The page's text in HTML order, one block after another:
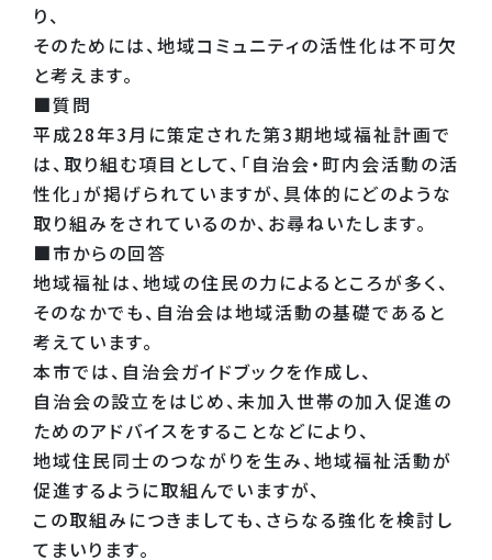
り、
そのためには、地域コミュニティの活性化は不可欠
と考えます。
■質問
平成28年3月に策定された第3期地域福祉計画で
は、取り組む項目として、「自治会・町内会活動の活
性化」が掲げられていますが、具体的にどのような
取り組みをされているのか、お尋ねいたします。
■市からの回答
地域福祉は、地域の住民の力によるところが多く、
そのなかでも、自治会は地域活動の基礎であると
考えています。
本市では、自治会ガイドブックを作成し、
自治会の設立をはじめ、未加入世帯の加入促進の
ためのアドバイスをすることなどにより、
地域住民同士のつながりを生み、地域福祉活動が
促進するように取組んでいますが、
この取組みにつきましても、さらなる強化を検討し
てまいります。